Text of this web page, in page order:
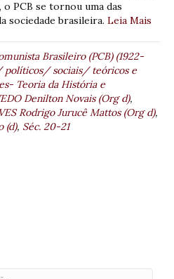
PCB se tornou uma das
sociedade brasileira. Leia Mais
Brasileiro (PCB) (1922-
políticos/ sociais/ teóricos e
Teoria da História e
Denilton Novais (Org d),
Rodrigo Jurucê Mattos (Org d),
(d), Séc. 20-21